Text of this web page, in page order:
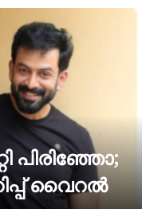
പിരിഞ്ഞോ;
വൈറല്‍